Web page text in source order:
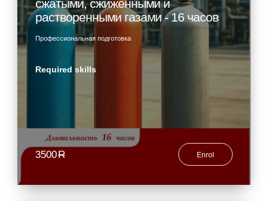
сжатыми, сжиженными и
растворенными газами - 16 часов
Профессиональная подготовка
Required skills
3500R Enrol